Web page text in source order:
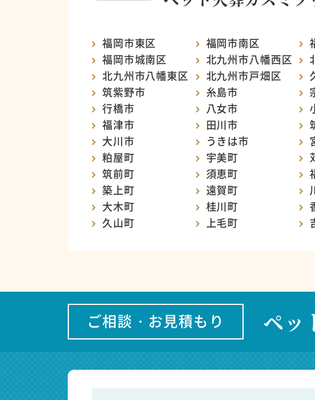
福岡市東区 福岡市南区
福岡市城南区
北九州市八幡西区
北九州市八幡東区
北九州市戸畑区
筑紫野市
糸島市
行橋市
八女市
福津市
田川市
大川市
うきは市
粕屋町
宇美町
筑前町
須恵町
築上町
遠賀町
大木町
桂川町
久山町
上毛町
ご相談・お見積もり ペッ